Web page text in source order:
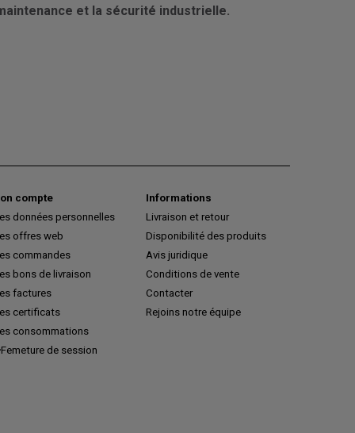
et la sécurité industrielle.
compte
données personnelles
offres web
commandes
bons de livraison
factures
certificats
consommations
Femeture de session
Informations
Livraison et retour
Disponibilité des produits
Avis juridique
Conditions de vente
Contacter
Rejoins notre équipe